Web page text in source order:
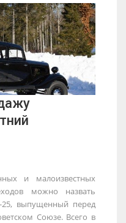
и малоизвестных
можно назвать
25, выпущенный перед
Союзе. Всего в